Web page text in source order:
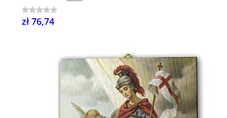
zł 76,74